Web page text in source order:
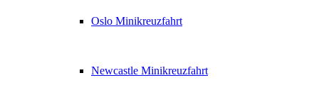
Oslo Minikreuzfahrt
Newcastle Minikreuzfahrt